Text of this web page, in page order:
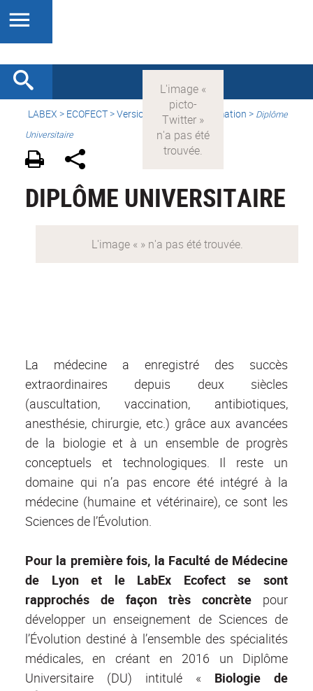
LABEX > ECOFECT>Version française > Formation > Diplôme
Universitaire
DIPLÔME UNIVERSITAIRE
La médecine a enregistré des succès
extraordinaires depuis deux siècles
(auscultation, vaccination, antibiotiques,
anesthésie, chirurgie, etc.) grâce aux avancées
de la biologie et à un ensemble de progrès
conceptuels et technologiques. Il reste un
domaine qui n’a pas encore été intégré à la
médecine (humaine et vétérinaire), ce sont les
Sciences de l’Évolution.
Pour la première fois, la Faculté de Médecine
de Lyon et le LabEx Ecofect se sont
rapprochés de façon très concrète pour
développer un enseignement de Sciences de
l’Évolution destiné à l’ensemble des spécialités
médicales, en créant en 2016 un Diplôme
Universitaire (DU) intitulé « Biologie de